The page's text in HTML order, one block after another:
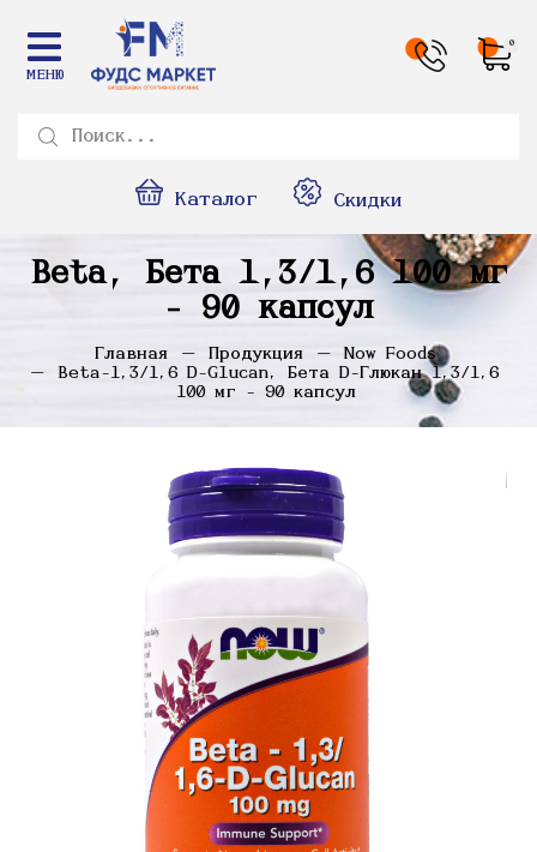
МЕНЮ
0
Каталог Скидки
Beta, Бета 1,3/1,6 100 мг
- 90 капсул
Главная Продукция
Now Foods
Beta-1,3/1,6 D-Glucan, Бета D-Глюкан 1,3/1,6
100 мг - 90 капсул